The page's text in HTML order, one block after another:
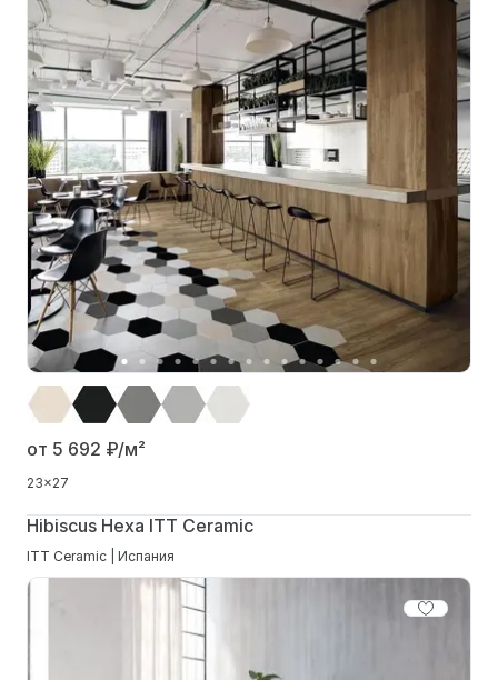
от 5 692 ₽/м²
23x27
Hibiscus Hexa ITT Ceramic
ITT Ceramic | Испания